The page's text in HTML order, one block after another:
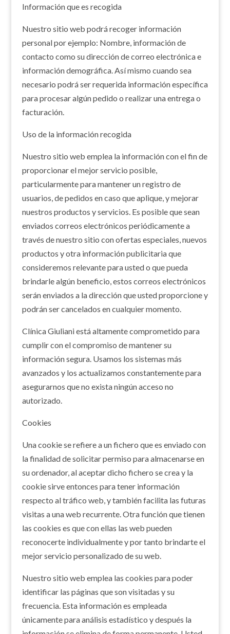
Información que es recogida
Nuestro sitio web podrá recoger información
personal por ejemplo: Nombre, información de
contacto como su dirección de correo electrónica e
información demográfica. Así mismo cuando sea
necesario podrá ser requerida información específica
para procesar algún pedido o realizar una entrega o
facturación.
Uso de la información recogida
Nuestro sitio web emplea la información con el fin de
proporcionar el mejor servicio posible,
particularmente para mantener un registro de
usuarios, de pedidos en caso que aplique, y mejorar
nuestros productos y servicios. Es posible que sean
enviados correos electrónicos periódicamente a
través de nuestro sitio con ofertas especiales, nuevos
productos y otra información publicitaria que
consideremos relevante para usted o que pueda
brindarle algún beneficio, estos correos electrónicos
serán enviados a la dirección que usted proporcione y
podrán ser cancelados en cualquier momento.
Clínica Giuliani está altamente comprometido para
cumplir con el compromiso de mantener su
información segura. Usamos los sistemas más
avanzados y los actualizamos constantemente para
asegurarnos que no exista ningún acceso no
autorizado.
Cookies
Una cookie se refiere a un fichero que es enviado con
la finalidad de solicitar permiso para almacenarse en
su ordenador, al aceptar dicho fichero se crea y la
cookie sirve entonces para tener información
respecto al tráfico web, y también facilita las futuras
visitas a una web recurrente. Otra función que tienen
las cookies es que con ellas las web pueden
reconocerte individualmente y por tanto brindarte el
mejor servicio personalizado de su web.
Nuestro sitio web emplea las cookies para poder
identificar las páginas que son visitadas y su
frecuencia. Esta información es empleada
únicamente para análisis estadístico y después la